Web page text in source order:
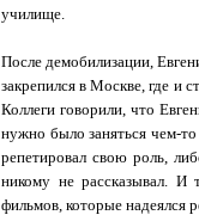
училище.
После демобилизации,
закрепился в Москве, где и
Коллеги говорили, что
нужно было заняться чем-
репетировал свою роль,
никому не рассказывал. И
фильмов, которые надеялся